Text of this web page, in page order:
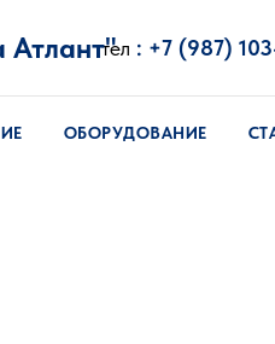
Атлант"тел : +7 (987)
ОБОРУДОВАНИЕ